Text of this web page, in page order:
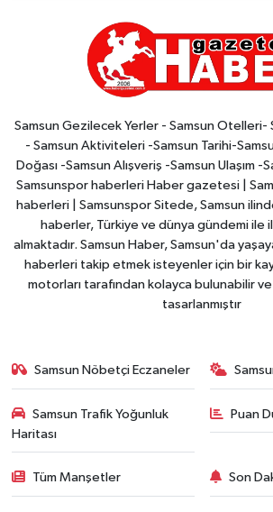
Samsun Gezilecek Yerler - Samsun Otelleri-
- Samsun Aktiviteleri -Samsun Tarihi-
Doğası -Samsun Alışveriş -Samsun Ulaşım -
Samsunspor haberleri Haber gazetesi |
haberleri | Samsunspor Sitede, Samsun
haberler, Türkiye ve dünya gündemi ile
almaktadır. Samsun Haber, Samsun'da
haberleri takip etmek isteyenler için bir
motorları tarafından kolayca bulunabilir
tasarlanmıştır
Samsun Nöbetçi Eczaneler
Samsun Trafik Yoğunluk
Haritası
Puan
Tüm Manşetler Son